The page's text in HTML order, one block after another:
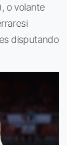
o volante
disputando